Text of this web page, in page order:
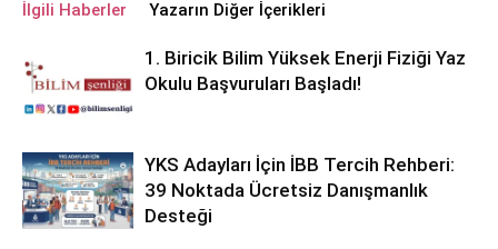
İlgili Haberler Yazarın Diğer İçerikleri
1. Biricik Bilim Yüksek Enerji Fiziği Yaz
Okulu Başvuruları Başladı!
YKS Adayları İçin İBB Tercih Rehberi:
39 Noktada Ücretsiz Danışmanlık
Desteği